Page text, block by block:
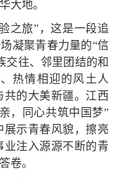
大地。
之旅”，这是一段追
凝聚青春力量的“信
交往、邻里团结的和
热情相迎的风土人
的大美新疆。江西
，同心共筑中国梦”
示青春风貌，擦亮
注入源源不断的青
卷。